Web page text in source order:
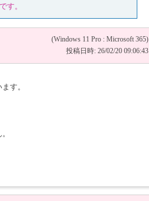
す。
(Windows 11 Pro : Microsoft 365)
投稿日時: 26/02/20 09:06:43
す。